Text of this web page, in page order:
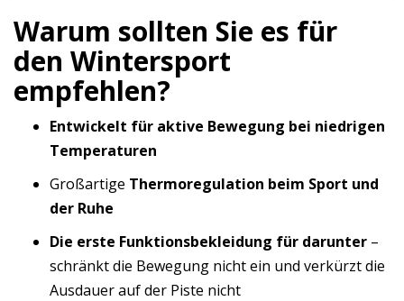
Warum sollten Sie es für
den Wintersport
empfehlen?
Entwickelt für aktive Bewegung bei niedrigen
Temperaturen
Großartige Thermoregulation beim Sport und
der Ruhe
Die erste Funktionsbekleidung für darunter –
schränkt die Bewegung nicht ein und verkürzt die
Ausdauer auf der Piste nicht